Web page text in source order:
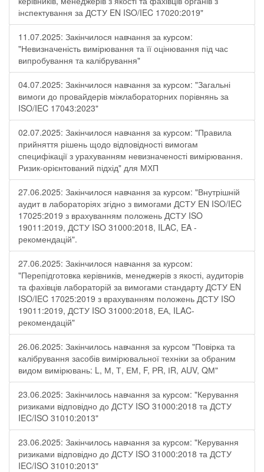
інспектування за ДСТУ EN ISO/IEC 17020:2019"
11.07.2025: Закінчилося навчання за курсом:
"Невизначеність вимірювання та її оцінювання під час
випробування та калібрування"
04.07.2025: Закінчилося навчання за курсом: "Загальні
вимоги до провайдерів міжлабораторних порівнянь за
ISO/IEC 17043:2023"
02.07.2025: Закінчилося навчання за курсом: "Правила
прийняття рішень щодо відповідності вимогам
специфікації з урахуванням невизначеності вимірювання.
Ризик-орієнтований підхід" для МХП
27.06.2025: Закінчилося навчання за курсом: "Внутрішній
аудит в лабораторіях згідно з вимогами ДСТУ EN ISO/IEC
17025:2019 з врахуванням положень ДСТУ ISO
19011:2019, ДСТУ ISO 31000:2018, ILAC, EA -
рекомендацій".
27.06.2025: Закінчилося навчання за курсом:
"Перепідготовка керівників, менеджерів з якості, аудиторів
та фахівців лабораторій за вимогами стандарту ДСТУ EN
ISO/IEC 17025:2019 з врахуванням положень ДСТУ ISO
19011:2019, ДСТУ ISO 31000:2018, ЕА, ILAC-
рекомендацій"
26.06.2025: Закінчилось навчання за курсом "Повірка та
калібрування засобів вимірювальної техніки за обраним
видом вимірювань: L, М, Т, ЕМ, F, РR, ІR, АUV, QМ"
23.06.2025: Закінчилось навчання за курсом: "Керування
ризиками відповідно до ДСТУ ISO 31000:2018 та ДСТУ
IEC/ISO 31010:2013"
23.06.2025: Закінчилось навчання за курсом: "Керування
ризиками відповідно до ДСТУ ISO 31000:2018 та ДСТУ
IEC/ISO 31010:2013"